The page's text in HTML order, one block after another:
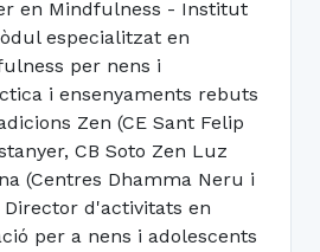
en Mindfulness - Institut
especialitzat en
per nens i
i ensenyaments rebuts
Zen (CE Sant Felip
CB Soto Zen Luz
(Centres Dhamma Neru i
Director d'activitats en
per a nens i adolescents